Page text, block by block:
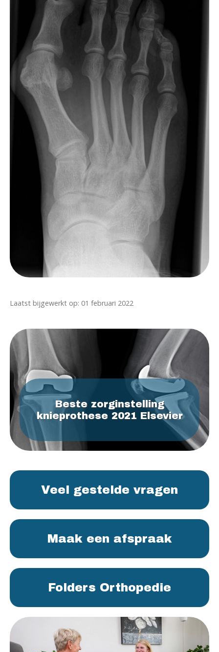
Laatst bijgewerkt op: 01 februari 2022
Beste zorginstelling
knieprothese 2021 Elsevier
Veel gestelde vragen
Maak een afspraak
Folders Orthopedie